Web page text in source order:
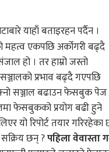
याहाँ बताइरहन पर्दैन ।
महत्व एकपछि अर्कोगरी बढ्दै
हो । तर हाम्रो जस्तो
प्रभाव बढ्दै गएपछि
सञ्जाल बढाउन फेसबुक पेज
फेसबुकको प्रयोग बढी हुने
यो रिपोर्ट तयार गरिरहेका
छन् ?पहिला वेवास्ता